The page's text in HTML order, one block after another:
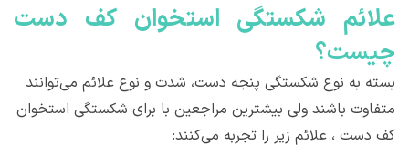
علائم شکستگی استخوان کف دست
چیست؟
بسته به نوع شکستگی پنجه دست، شدت و نوع علائم می‌توانند
متفاوت باشند ولی بیشترین مراجعین با برای شکستگی استخوان
کف دست ، علائم زیر را تجربه می‌کنند: